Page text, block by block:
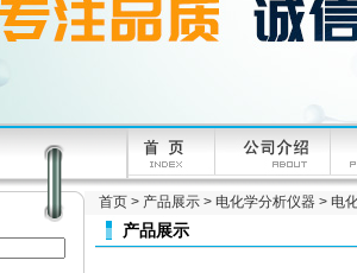
首页 > 产品展示 > 电化学分析仪器 > 电
产品展示